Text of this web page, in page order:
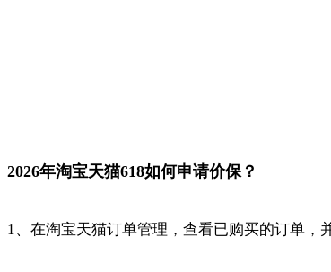
2026年淘宝天猫618如何申请价保？
1、在淘宝天猫订单管理，查看已购买的订单，